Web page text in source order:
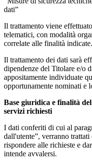
dati”
Il trattamento viene
telematici, con modalità
correlate alle finalità indicate.
Il trattamento dei dati sarà
dipendenze del Titolare e/o
appositamente individuate
opportunamente nominati e
Base giuridica e finalità
servizi richiesti
I dati conferiti di cui al
dall'utente”, verranno
rispondere alle richieste e
intende avvalersi.